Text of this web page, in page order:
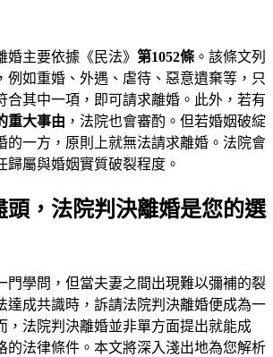
主要依據《民法》 第1052條 。該條文列
例如重婚、外遇、虐待、惡意遺棄等，只
合其中一項，即可請求離婚。此外，若有
重大事由 ，法院也會審酌。但若婚姻破綻
的一方，原則上就無法請求離婚。法院會
歸屬與婚姻實質破裂程度。
頭，法院判決離婚是您的選
門學問，但當夫妻之間出現難以彌補的裂
達成共識時，訴請法院判決離婚便成為一
，法院判決離婚並非單方面提出就能成
的法律條件。本文將深入淺出地為您解析